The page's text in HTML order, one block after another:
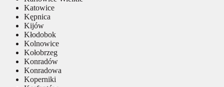
Katowice
Kępnica
Kijów
Kłodobok
Kolnowice
Kołobrzeg
Konradów
Konradowa
Koperniki